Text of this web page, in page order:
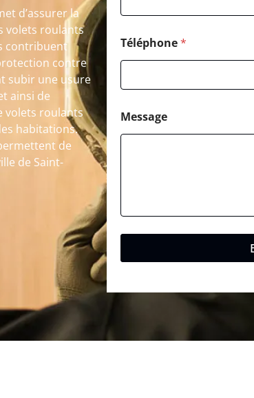
d’assurer la
volets roulants
contribuent
contre
subir une usure
ainsi de
volets roulants
habitations.
de
de Saint-
Téléphone*
Message